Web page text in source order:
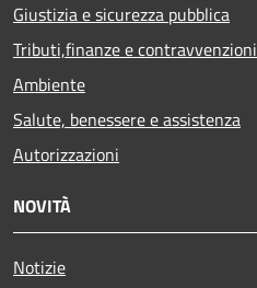
Giustizia e sicurezza pubblica
Tributi,finanze e contravvenzioni
Ambiente
Salute, benessere e assistenza
Autorizzazioni
NOVITÀ
Notizie